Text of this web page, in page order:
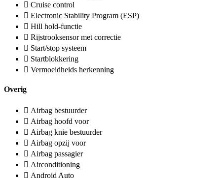
Cruise control
Electronic Stability Program (ESP)
Hill hold-functie
Rijstrooksensor met correctie
Start/stop systeem
Startblokkering
Vermoeidheids herkenning
Overig
Airbag bestuurder
Airbag hoofd voor
Airbag knie bestuurder
Airbag opzij voor
Airbag passagier
Airconditioning
Android Auto